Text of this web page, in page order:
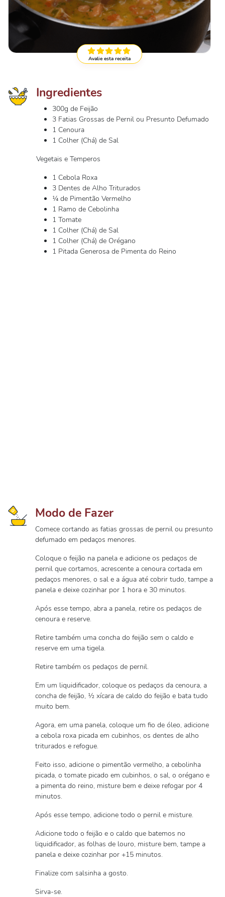
Avalie esta receita
Ingredientes
300g de Feijão
3 Fatias Grossas de Pernil ou Presunto Defumado
1 Cenoura
1 Colher (Chá) de Sal
Vegetais e Temperos
1 Cebola Roxa
3 Dentes de Alho Triturados
¼ de Pimentão Vermelho
1 Ramo de Cebolinha
1 Tomate
1 Colher (Chá) de Sal
1 Colher (Chá) de Orégano
1 Pitada Generosa de Pimenta do Reino
Modo de Fazer
Comece cortando as fatias grossas de pernil ou presunto
defumado em pedaços menores.
Coloque o feijão na panela e adicione os pedaços de
pernil que cortamos, acrescente a cenoura cortada em
pedaços menores, o sal e a água até cobrir tudo, tampe a
panela e deixe cozinhar por 1 hora e 30 minutos.
Após esse tempo, abra a panela, retire os pedaços de
cenoura e reserve.
Retire também uma concha do feijão sem o caldo e
reserve em uma tigela.
Retire também os pedaços de pernil.
Em um liquidificador, coloque os pedaços da cenoura, a
concha de feijão, ½ xícara de caldo do feijão e bata tudo
muito bem.
Agora, em uma panela, coloque um fio de óleo, adicione
a cebola roxa picada em cubinhos, os dentes de alho
triturados e refogue.
Feito isso, adicione o pimentão vermelho, a cebolinha
picada, o tomate picado em cubinhos, o sal, o orégano e
a pimenta do reino, misture bem e deixe refogar por 4
minutos.
Após esse tempo, adicione todo o pernil e misture.
Adicione todo o feijão e o caldo que batemos no
liquidificador, as folhas de louro, misture bem, tampe a
panela e deixe cozinhar por +15 minutos.
Finalize com salsinha a gosto.
Sirva-se.